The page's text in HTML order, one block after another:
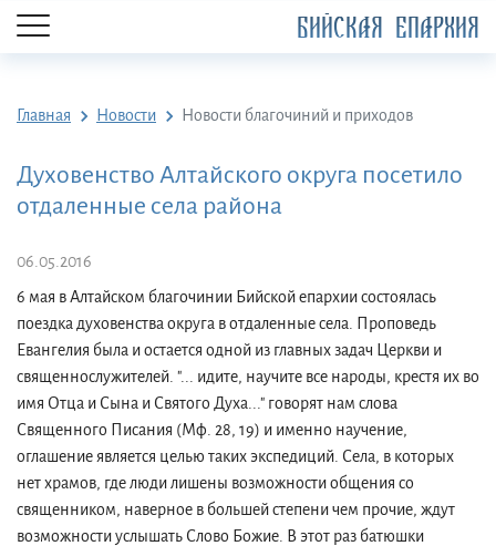
БИЙСКАЯ ЕПАРХИЯ
Главная Новости Новости благочиний и приходов
Духовенство Алтайского округа посетило
отдаленные села района
06.05.2016
6 мая в Алтайском благочинии Бийской епархии состоялась
поездка духовенства округа в отдаленные села. Проповедь
Евангелия была и остается одной из главных задач Церкви и
священнослужителей. "... идите, научите все народы, крестя их во
имя Отца и Сына и Святого Духа..." говорят нам слова
Священного Писания (Мф. 28, 19) и именно научение,
оглашение является целью таких экспедиций. Села, в которых
нет храмов, где люди лишены возможности общения со
священником, наверное в большей степени чем прочие, ждут
возможности услышать Слово Божие. В этот раз батюшки